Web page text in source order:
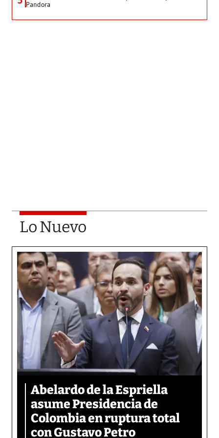
Pandora
Lo Nuevo
Abelardo de la Espriella
asume Presidencia de
Colombia en ruptura total
con Gustavo Petro